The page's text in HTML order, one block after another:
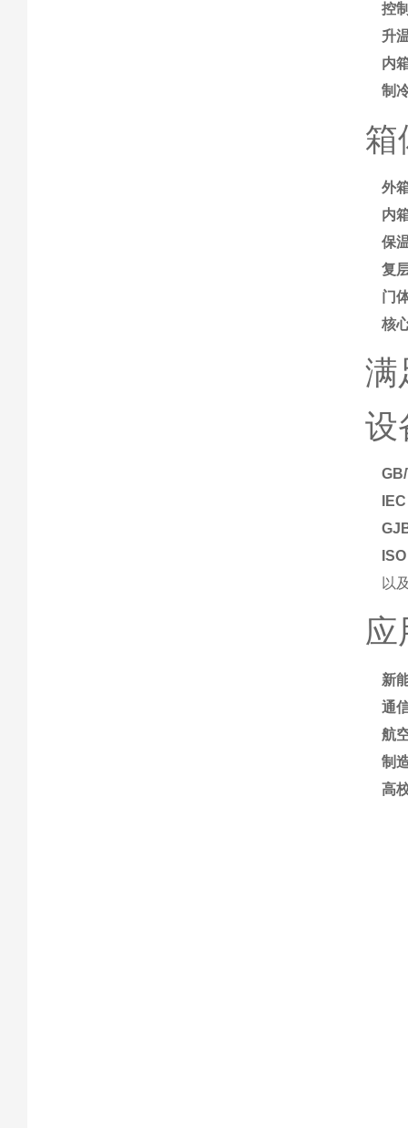
控
升
内
制
箱
外
内
保
复
门
核
满
设
以
应
新
通
航
制
高